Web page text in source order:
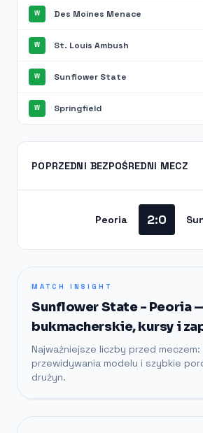
W Des Moines Menace
W St. Louis Ambush
W Sunflower State
W Springfield
POPRZEDNI BEZPOŚREDNI MECZ
Peoria 2:0
MATCH INSIGHT
Sunflower State - Peoria
bukmacherskie, kursy i
Najważniejsze liczby przed meczem:
przewidywania modelu i szybkie
drużyn.